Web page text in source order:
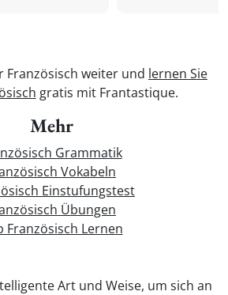
Französisch weiter und lernen Sie
gratis mit Frantastique.
Mehr
Grammatik
Vokabeln
Einstufungstest
Übungen
Französisch Lernen
Art und Weise, um sich an